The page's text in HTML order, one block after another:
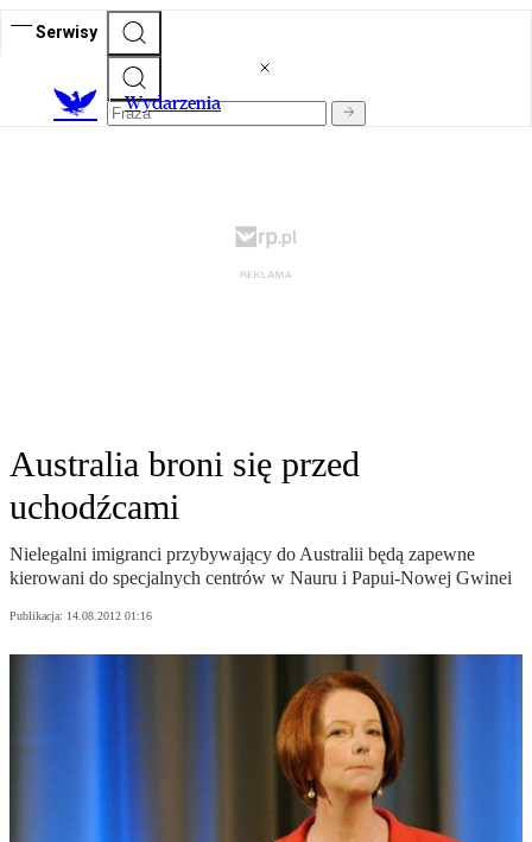
Serwisy
Wydarzenia
Australia broni się przed
uchodźcami
Nielegalni imigranci przybywający do Australii będą zapewne
kierowani do specjalnych centrów w Nauru i Papui-Nowej Gwinei
Publikacja: 14.08.2012 01:16